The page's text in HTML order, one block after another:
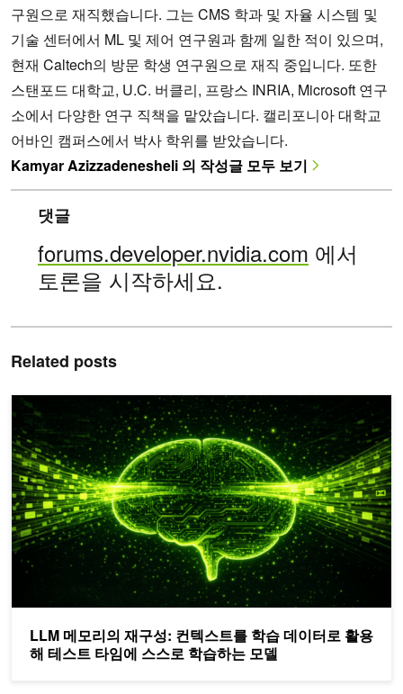
구원으로 재직했습니다. 그는 CMS 학과 및 자율 시스템 및
기술 센터에서 ML 및 제어 연구원과 함께 일한 적이 있으며,
현재 Caltech의 방문 학생 연구원으로 재직 중입니다. 또한
스탠포드 대학교, U.C. 버클리, 프랑스 INRIA, Microsoft 연구
소에서 다양한 연구 직책을 맡았습니다. 캘리포니아 대학교
어바인 캠퍼스에서 박사 학위를 받았습니다.
Kamyar Azizzadenesheli 의 작성글 모두 보기
댓글
forums.developer.nvidia.com 에서
토론을 시작하세요.
Related posts
LLM 메모리의 재구성: 컨텍스트를 학습 데이터로 활용
해 테스트 타임에 스스로 학습하는 모델
LLM 메모리의 재구성: 컨텍스트를 학습 데이터로 활용해 테스트